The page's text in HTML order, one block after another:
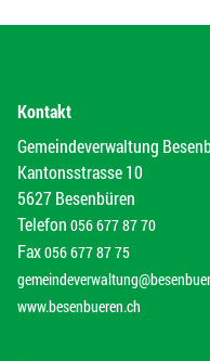
Kontakt
Gemeindeverwaltung
Kantonsstrasse 10
5627 Besenbüren
Telefon 056 677 87 70
Fax056 677 87 75
www.besenbueren.ch